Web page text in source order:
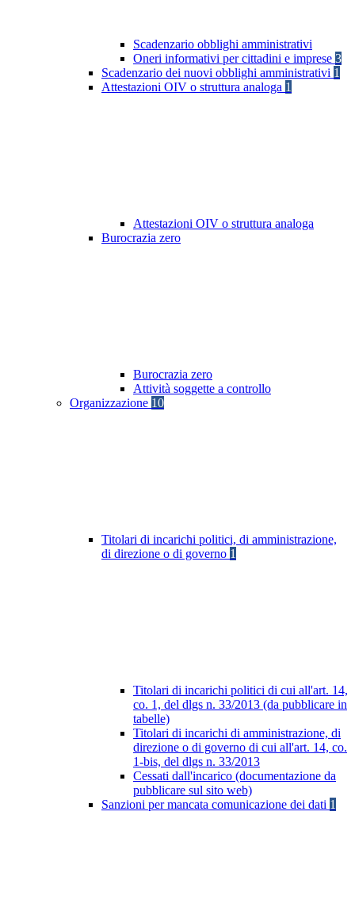
Scadenzario obblighi amministrativi
Oneri informativi per cittadini e imprese 3
Scadenzario dei nuovi obblighi amministrativi 1
Attestazioni OIV o struttura analoga 1
Attestazioni OIV o struttura analoga
Burocrazia zero
Burocrazia zero
Attività soggette a controllo
Organizzazione 10
Titolari di incarichi politici, di amministrazione,
di direzione o di governo 1
Titolari di incarichi politici di cui all'art. 14,
co. 1, del dlgs n. 33/2013 (da pubblicare in
tabelle)
Titolari di incarichi di amministrazione, di
direzione o di governo di cui all'art. 14, co.
1-bis, del dlgs n. 33/2013
Cessati dall'incarico (documentazione da
pubblicare sul sito web)
Sanzioni per mancata comunicazione dei dati 1